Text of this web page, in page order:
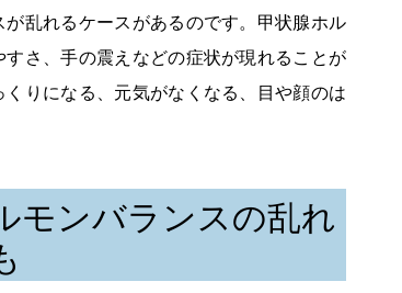
乱れるケースがあるのです。甲状腺ホル
さ、手の震えなどの症状が現れることが
りになる、元気がなくなる、目や顔のは
モンバランスの乱れ